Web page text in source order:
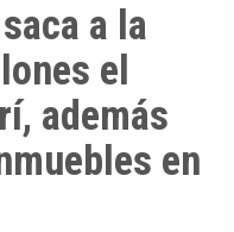
a la
el
además
en